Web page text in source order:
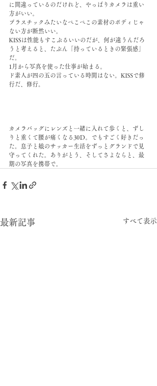
に間違っているのだけれど、やっぱりカメラは重い
方がいい。
プラスチックみたいなぺこぺこの素材のボディじゃ
ない方が断然いい。
KISSは性能もすこぶるいいのだが、何が違うんだろ
うと考えると、たぶん「持っているときの緊張感」
だ。
1月から写真を使った仕事が始まる。
ド素人が四の五の言っている時間はない。KISSで修
行だ、修行。
カメラバッグにレンズと一緒に入れて歩くと、ずし
りと重くて腰が痛くなる30Ｄ。でもすごく好きだっ
た。息子と娘のサッカー生活をずっとグランドで見
守ってくれた。ありがとう、そしてさよならと、最
期の写真を携帯で。
最新記事 すべて表示